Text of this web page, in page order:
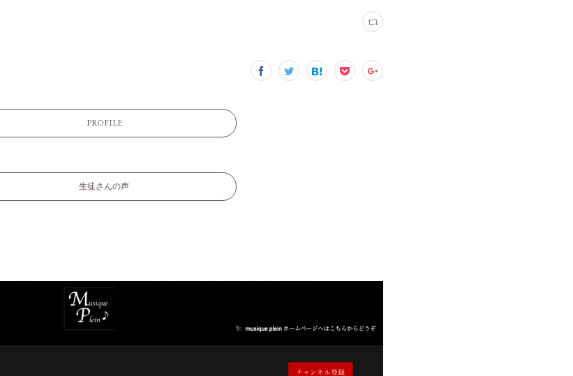
PROFILE
生徒さんの声